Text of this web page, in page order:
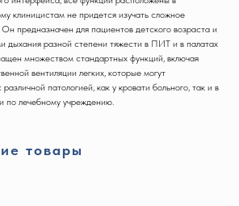
клиницистам не придется изучать сложное
Он предназначен для пациентов детского возраста и
дыхания разной степени тяжести в ПИТ и в палатах
множеством стандартных функций, включая
вентиляции легких, которые могут
патологией, как у кровати больного, так и в
по лечебному учреждению.
товары